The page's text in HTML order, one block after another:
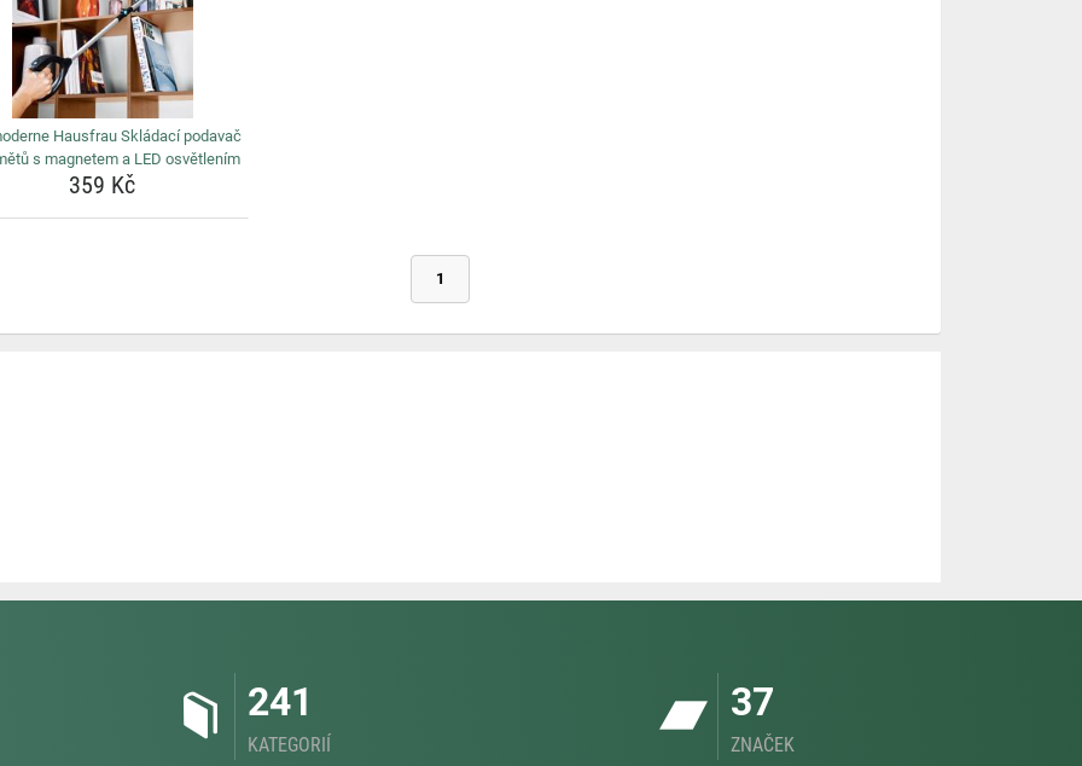
Hausfrau Skládací podavač
s magnetem a LED osvětlením
359 Kč
1
241
KATEGORIÍ
37
ZNAČEK